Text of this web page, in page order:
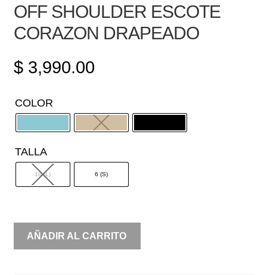
OFF SHOULDER ESCOTE
CORAZON DRAPEADO
$3,990.00
COLOR
TALLA
10 (L) 6 (S)
OFF
SHOULDER
AÑADIR AL CARRITO